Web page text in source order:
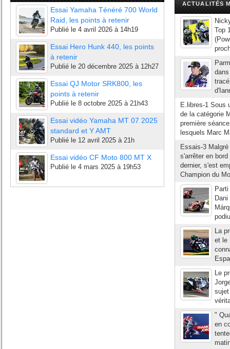
Essai Yamaha Ténéré 700 World
Raid, les points à retenir
Publié le 4 avril 2026 à 14h19
Essai Hero Hunk 440, les points
à retenir
Publié le 20 décembre 2025 à 12h27
Essai QJ Motor SRK800, les
points à retenir
Publié le 8 octobre 2025 à 21h43
Essai vidéo Yamaha MT 07 2025
standard et Y AMT
Publié le 12 avril 2025 à 21h
Essai vidéo CF Moto 800 MT X
Publié le 4 mars 2025 à 19h53
ACTUALITÉS
Top
E.libres-1 Sous
de la catégorie
première
lesquels Marc
Essais-3
s'arrêter en
dernier, s'est
Champion du
La
et le
Le
"
en